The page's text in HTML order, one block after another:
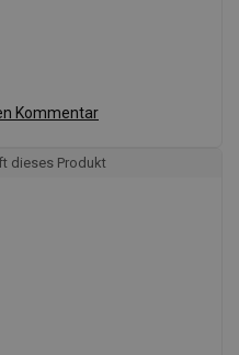
Kommentar
dieses Produkt